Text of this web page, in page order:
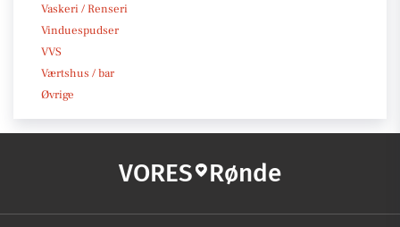
Vaskeri / Renseri
Vinduespudser
VVS
Værtshus / bar
Øvrige
VORES Rønde